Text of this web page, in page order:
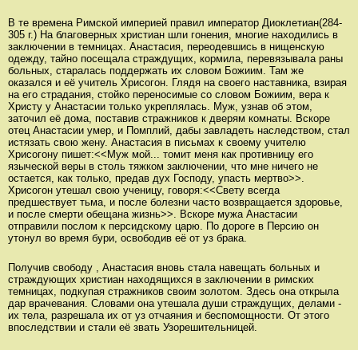
В те времена Римской империей правил император Диоклетиан(284-
305 г.) На благоверных христиан шли гонения, многие находились в
заключении в темницах. Анастасия, переодевшись в нищенскую
одежду, тайно посещала страждущих, кормила, перевязывала раны
больных, старалась поддержать их словом Божиим. Там же
оказался и её учитель Хрисогон. Глядя на своего наставника, взирая
на его страдания, стойко переносимые со словом Божиим, вера к
Христу у Анастасии только укреплялась. Муж, узнав об этом,
заточил её дома, поставив стражников к дверям комнаты. Вскоре
отец Анастасии умер, и Помплий, дабы завладеть наследством, стал
истязать свою жену. Анастасия в письмах к своему учителю
Хрисогону пишет:<<Муж мой... томит меня как противницу его
языческой веры в столь тяжком заключении, что мне ничего не
остается, как только, предав дух Господу, упасть мертво>>.
Хрисогон утешал свою ученицу, говоря:<<Свету всегда
предшествует тьма, и после болезни часто возвращается здоровье,
и после смерти обещана жизнь>>. Вскоре мужа Анастасии
отправили послом к персидскому царю. По дороге в Персию он
утонул во время бури, освободив её от уз брака.
Получив свободу , Анастасия вновь стала навещать больных и
страждующих христиан находящихся в заключении в римских
темницах, подкупая стражников своим золотом. Здесь она открыла
дар врачевания. Словами она утешала души страждущих, делами -
их тела, разрешала их от уз отчаяния и беспомощности. От этого
впоследствии и стали её звать Узорешительницей.